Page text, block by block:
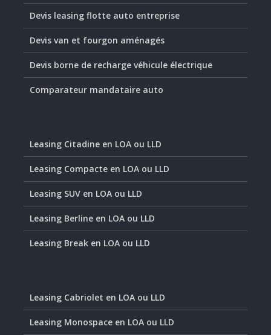
Devis leasing flotte auto entreprise
Devis van et fourgon aménagés
Devis borne de recharge véhicule électrique
Comparateur mandataire auto
Leasing Citadine en LOA ou LLD
Leasing Compacte en LOA ou LLD
Leasing SUV en LOA ou LLD
Leasing Berline en LOA ou LLD
Leasing Break en LOA ou LLD
Leasing Cabriolet en LOA ou LLD
Leasing Monospace en LOA ou LLD